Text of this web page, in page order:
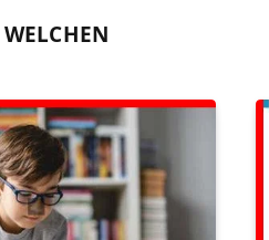
WELCHEN